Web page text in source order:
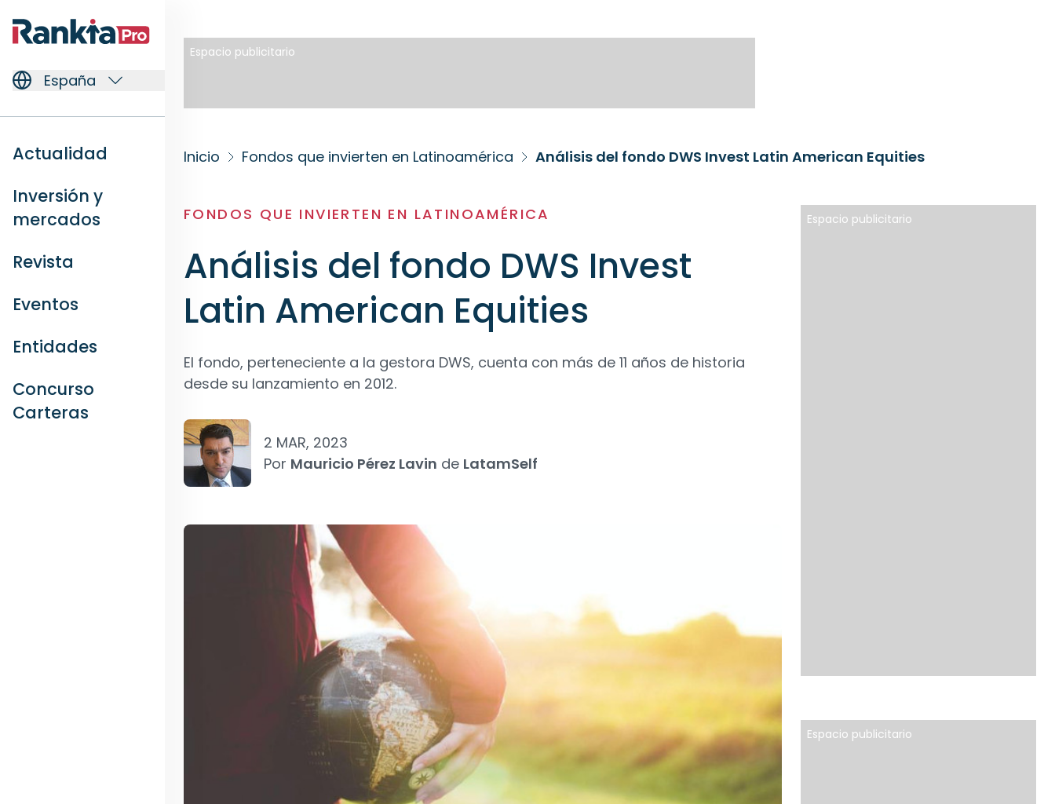
España
Actualidad
Inversión y
mercados
Revista
Eventos
Entidades
Concurso
Carteras
Espacio publicitario
Inicio Fondos que invierten en Latinoamérica Análisis del fondo DWS Invest Latin American Equities
FONDOS QUE INVIERTEN EN LATINOAMÉRICA
Análisis del fondo DWS Invest
Latin American Equities
El fondo, perteneciente a la gestora DWS, cuenta con más de 11 años de historia
desde su lanzamiento en 2012.
2 MAR, 2023
Por Mauricio Pérez Lavin de LatamSelf
Espacio publicitario
Espacio publicitario